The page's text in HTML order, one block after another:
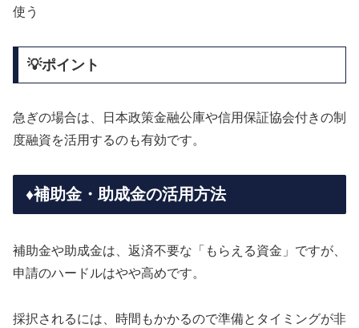
使う
💡ポイント
急ぎの場合は、日本政策金融公庫や信用保証協会付きの制
度融資を活用するのも有効です。
♦️補助金・助成金の活用方法
補助金や助成金は、返済不要な「もらえる資金」ですが、
申請のハードルはやや高めです。
採択されるには、時間もかかるので準備とタイミングが非